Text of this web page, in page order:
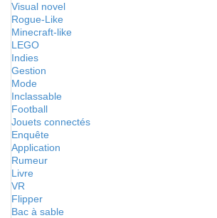
Visual novel
Rogue-Like
Minecraft-like
LEGO
Indies
Gestion
Mode
Inclassable
Football
Jouets connectés
Enquête
Application
Rumeur
Livre
VR
Flipper
Bac à sable